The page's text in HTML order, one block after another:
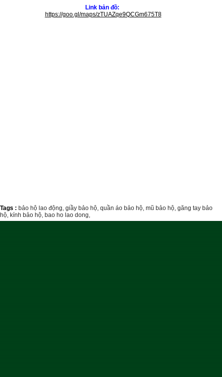
Link bản đồ:
https://goo.gl/maps/zTUAZqe9QCGm675T8
Tags : bảo hộ lao động, giầy bảo hộ, quần áo bảo hộ, mũ bảo hộ, găng tay bảo
hộ, kính bảo hộ, bao ho lao dong,